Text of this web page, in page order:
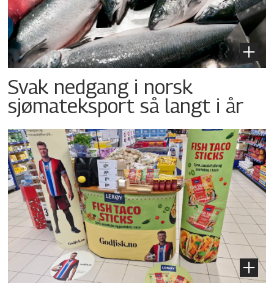
Svak nedgang i norsk
sjømateksport så langt i år